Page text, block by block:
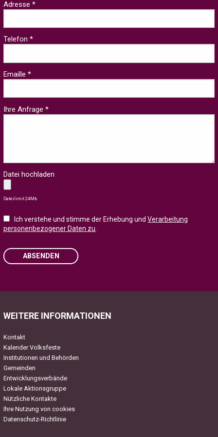
Adresse *
Telefon *
Emaille *
Ihre Anfrage *
Datei hochladen
Dateilimit 24Mb
Ich verstehe und stimme der Erhebung undVerarbeitung
personenbezogener Daten zu.
ABSENDEN
WEITERE INFORMATIONEN
Kontakt
Kalender Volksfeste
Institutionen und Behörden
Gemeinden
Entwicklungsverbände
Lokale Aktionsgruppe
Nützliche Kontakte
Ihre Nutzung von cookies
Datenschutz-Richtlinie